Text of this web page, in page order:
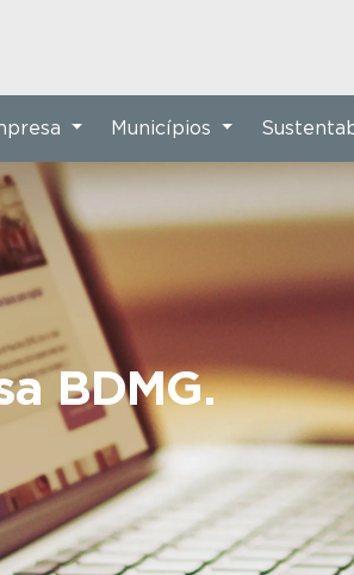
BDMG.
Municípios